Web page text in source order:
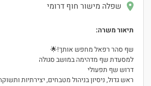
שפלה מישור חוף דרומי
תיאור משרה:
שף סהר רפאל מחפש אותך!🌟
למסעדת שף מדהימה במושב סגולה
דרוש שף תפעולי
ראש גדול, ניסיון בניהול מטבחים, יצירתיות